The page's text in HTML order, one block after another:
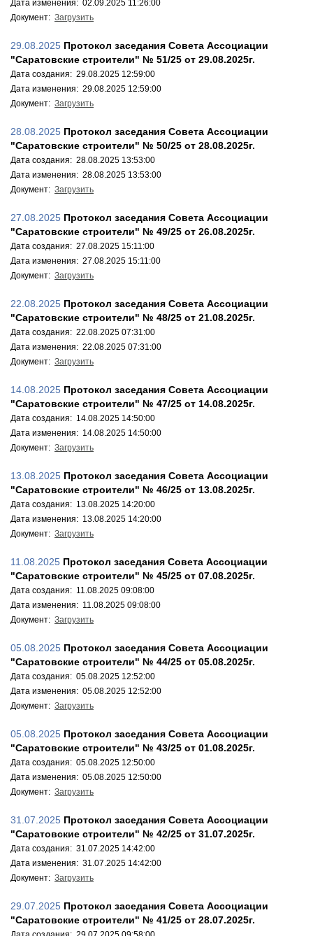
Дата изменения: 02.09.2025 11:26:00
Документ: Загрузить
29.08.2025 Протокол заседания Совета Ассоциации
"Саратовские строители" № 51/25 от 29.08.2025г.
Дата создания: 29.08.2025 12:59:00
Дата изменения: 29.08.2025 12:59:00
Документ: Загрузить
28.08.2025 Протокол заседания Совета Ассоциации
"Саратовские строители" № 50/25 от 28.08.2025г.
Дата создания: 28.08.2025 13:53:00
Дата изменения: 28.08.2025 13:53:00
Документ: Загрузить
27.08.2025 Протокол заседания Совета Ассоциации
"Саратовские строители" № 49/25 от 26.08.2025г.
Дата создания: 27.08.2025 15:11:00
Дата изменения: 27.08.2025 15:11:00
Документ: Загрузить
22.08.2025 Протокол заседания Совета Ассоциации
"Саратовские строители" № 48/25 от 21.08.2025г.
Дата создания: 22.08.2025 07:31:00
Дата изменения: 22.08.2025 07:31:00
Документ: Загрузить
14.08.2025 Протокол заседания Совета Ассоциации
"Саратовские строители" № 47/25 от 14.08.2025г.
Дата создания: 14.08.2025 14:50:00
Дата изменения: 14.08.2025 14:50:00
Документ: Загрузить
13.08.2025 Протокол заседания Совета Ассоциации
"Саратовские строители" № 46/25 от 13.08.2025г.
Дата создания: 13.08.2025 14:20:00
Дата изменения: 13.08.2025 14:20:00
Документ: Загрузить
11.08.2025 Протокол заседания Совета Ассоциации
"Саратовские строители" № 45/25 от 07.08.2025г.
Дата создания: 11.08.2025 09:08:00
Дата изменения: 11.08.2025 09:08:00
Документ: Загрузить
05.08.2025 Протокол заседания Совета Ассоциации
"Саратовские строители" № 44/25 от 05.08.2025г.
Дата создания: 05.08.2025 12:52:00
Дата изменения: 05.08.2025 12:52:00
Документ: Загрузить
05.08.2025 Протокол заседания Совета Ассоциации
"Саратовские строители" № 43/25 от 01.08.2025г.
Дата создания: 05.08.2025 12:50:00
Дата изменения: 05.08.2025 12:50:00
Документ: Загрузить
31.07.2025 Протокол заседания Совета Ассоциации
"Саратовские строители" № 42/25 от 31.07.2025г.
Дата создания: 31.07.2025 14:42:00
Дата изменения: 31.07.2025 14:42:00
Документ: Загрузить
29.07.2025 Протокол заседания Совета Ассоциации
"Саратовские строители" № 41/25 от 28.07.2025г.